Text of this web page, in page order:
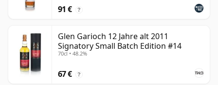
91 € ?
Glen Garioch 12 Jahre alt 2011
Signatory Small Batch Edition #14
70cl • 48.2%
67 € ?